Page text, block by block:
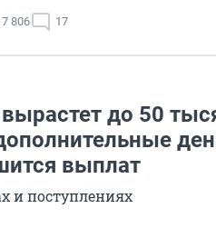
7 806 17
до 50
выплат
и поступлениях